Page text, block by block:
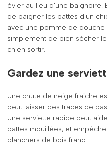
évier au lieu d'une baignoire.
de baigner les pattes d'un
avec une pomme de douche
simplement de bien sécher
chien sortir.
Gardez une
Une chute de neige fraîche
peut laisser des traces de
Une serviette rapide peut
pattes mouillées, et
planchers de bois franc.